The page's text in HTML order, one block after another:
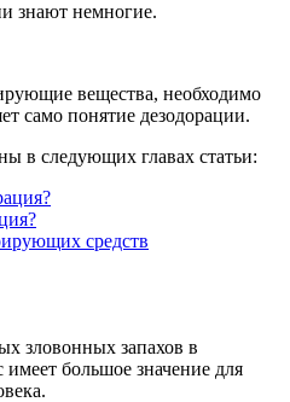
знают немногие.
вещества, необходимо
само понятие дезодорации.
в следующих главах статьи:
средств
зловонных запахов в
большое значение для